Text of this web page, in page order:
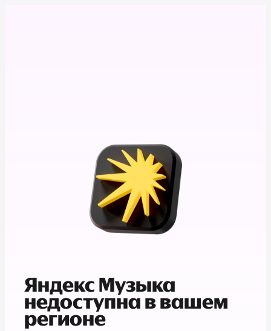
Яндекс Музыка
недоступна в вашем
регионе